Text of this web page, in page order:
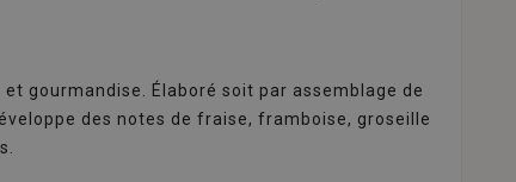
gourmandise. Élaboré soit par assemblage de
des notes de fraise, framboise, groseille